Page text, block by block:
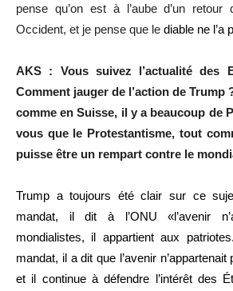
pense qu’on est à l’aube d’un retour
Occident, et je pense que le diable ne l’a
AKS : Vous suivez l’actualité des
Comment jauger de l’action de Trump
comme en Suisse, il y a beaucoup de
vous que le Protestantisme, tout
puisse être un rempart contre le
Trump a toujours été clair sur ce
mandat, il dit à l’ONU «l’avenir
mondialistes, il appartient aux
mandat, il a dit que l’avenir
et il continue à défendre l’intérêt des